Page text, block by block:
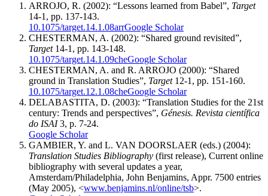
ARROJO, R. (2002): “Lessons learned from Babel”, Target
14-1, pp. 137-143.
10.1075/target.14.1.08arrGoogle Scholar
CHESTERMAN, A. (2002): “Shared ground revisited”,
Target 14-1, pp. 143-148.
10.1075/target.14.1.09cheGoogle Scholar
CHESTERMAN, A. and R. ARROJO (2000): “Shared
ground in Translation Studies”, Target 12-1, pp. 151-160.
10.1075/target.12.1.08cheGoogle Scholar
DELABASTITA, D. (2003): “Translation Studies for the 21st
century: Trends and perspectives”, Génesis. Revista científica
do ISAI3, p. 7-24.
Google Scholar
GAMBIER, Y. and L. VAN DOORSLAER (eds.) (2004):
Translation Studies Bibliography (first release), Current online
bibliography with several updates a year,
Amsterdam/Philadelphia, John Benjamins, Appr. 7500 entries
(May 2005), <www.benjamins.nl/online/tsb>.